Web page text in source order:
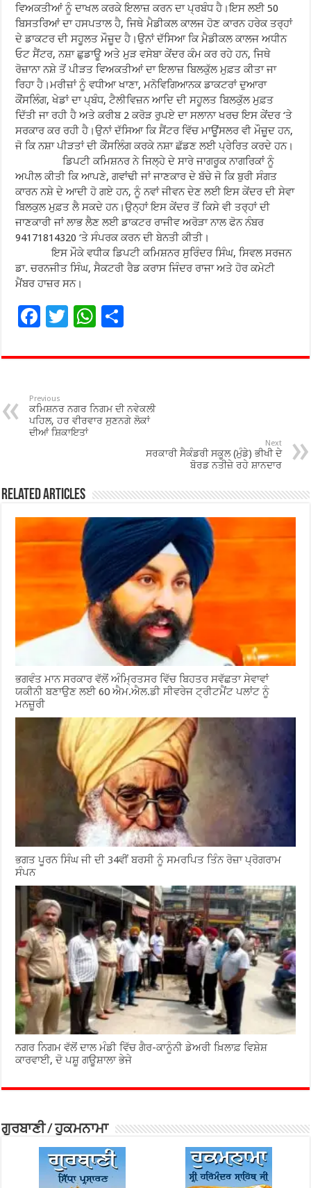
ਵਿਅਕਤੀਆਂ ਨੂੰ ਦਾਖਲ ਕਰਕੇ ਇਲਾਜ਼ ਕਰਨ ਦਾ ਪ੍ਰਬੰਧ ਹੈ।ਇਸ ਲਈ 50
ਬਿਸਤਰਿਆਂ ਦਾ ਹਸਪਤਾਲ ਹੈ, ਜਿਥੇ ਮੈਡੀਕਲ ਕਾਲਜ ਹੋਣ ਕਾਰਨ ਹਰੇਕ ਤਰ੍ਹਾਂ
ਦੇ ਡਾਕਟਰ ਦੀ ਸਹੂਲਤ ਮੌਜ਼ੂਦ ਹੈ।ਉਨਾਂ ਦੱਸਿਆ ਕਿ ਮੈਡੀਕਲ ਕਾਲਜ ਅਧੀਨ
ਓਟ ਸੈਂਟਰ, ਨਸ਼ਾ ਛੁਡਾਊ ਅਤੇ ਮੁੜ ਵਸੇਬਾ ਕੇਂਦਰ ਕੰਮ ਕਰ ਰਹੇ ਹਨ, ਜਿਥੇ
ਰੋਜ਼ਾਨਾ ਨਸ਼ੇ ਤੋਂ ਪੀੜਤ ਵਿਅਕਤੀਆਂ ਦਾ ਇਲਾਜ਼ ਬਿਲਕੁੱਲ ਮੁਫ਼ਤ ਕੀਤਾ ਜਾ
ਰਿਹਾ ਹੈ।ਮਰੀਜ਼ਾਂ ਨੂੰ ਵਧੀਆ ਖਾਣਾ, ਮਨੋਵਿਗਿਆਨਕ ਡਾਕਟਰਾਂ ਦੁਆਰਾ
ਕੌਂਸਲਿੰਗ, ਖੇਡਾਂ ਦਾ ਪ੍ਬੰਧ, ਟੈਲੀਵਿਜ਼ਨ ਆਦਿ ਦੀ ਸਹੂਲਤ ਬਿਲਕੁੱਲ ਮੁਫ਼ਤ
ਦਿੱਤੀ ਜਾ ਰਹੀ ਹੈ ਅਤੇ ਕਰੀਬ 2 ਕਰੋੜ ਰੁਪਏ ਦਾ ਸਲਾਨਾ ਖਰਚ ਇਸ ਕੇਂਦਰ ‘ਤੇ
ਸਰਕਾਰ ਕਰ ਰਹੀ ਹੈ।ਉਨਾਂ ਦੱਸਿਆ ਕਿ ਸੈਂਟਰ ਵਿੱਚ ਮਾਊਂਸਲਰ ਵੀ ਮੌਜ਼ੂਦ ਹਨ,
ਜੋ ਕਿ ਨਸ਼ਾ ਪੀੜਤਾਂ ਦੀ ਕੌਂਸਲਿੰਗ ਕਰਕੇ ਨਸ਼ਾ ਛੱਡਣ ਲਈ ਪ੍ਰੇਰਿਤ ਕਰਦੇ ਹਨ।
ਡਿਪਟੀ ਕਮਿਸ਼ਨਰ ਨੇ ਜਿਲ੍ਹੇ ਦੇ ਸਾਰੇ ਜਾਗਰੂਕ ਨਾਗਰਿਕਾਂ ਨੂੰ
ਅਪੀਲ ਕੀਤੀ ਕਿ ਆਪਣੇ, ਗਵਾਂਢੀ ਜਾਂ ਜਾਣਕਾਰ ਦੇ ਬੱਚੇ ਜੋ ਕਿ ਬੁਰੀ ਸੰਗਤ
ਕਾਰਨ ਨਸ਼ੇ ਦੇ ਆਦੀ ਹੋ ਗਏ ਹਨ, ਨੂੰ ਨਵਾਂ ਜੀਵਨ ਦੇਣ ਲਈ ਇਸ ਕੇਂਦਰ ਦੀ ਸੇਵਾ
ਬਿਲਕੁਲ ਮੁਫ਼ਤ ਲੈ ਸਕਦੇ ਹਨ।ਉਨ੍ਹਾਂ ਇਸ ਕੇਂਦਰ ਤੋਂ ਕਿਸੇ ਵੀ ਤਰ੍ਹਾਂ ਦੀ
ਜਾਣਕਾਰੀ ਜਾਂ ਲਾਭ ਲੈਣ ਲਈ ਡਾਕਟਰ ਰਾਜੀਵ ਅਰੋੜਾ ਨਾਲ ਫੋਨ ਨੰਬਰ
94171814320 ‘ਤੇ ਸੰਪਰਕ ਕਰਨ ਦੀ ਬੇਨਤੀ ਕੀਤੀ।
ਇਸ ਮੌਕੇ ਵਧੀਕ ਡਿਪਟੀ ਕਮਿਸ਼ਨਰ ਸੁਰਿੰਦਰ ਸਿੰਘ, ਸਿਵਲ ਸਰਜਨ
ਡਾ. ਚਰਨਜੀਤ ਸਿੰਘ, ਸੈਕਟਰੀ ਰੈਡ ਕਰਾਸ ਜਿੰਦਰ ਰਾਜਾ ਅਤੇ ਹੋਰ ਕਮੇਟੀ
ਮੈਂਬਰ ਹਾਜ਼ਰ ਸਨ।
F
e
o
o
T
tt
W
at
p
p
ar
Previous
ਕਮਿਸ਼ਨਰ ਨਗਰ ਨਿਗਮ ਦੀ ਨਵੇਕਲੀ
ਪਹਿਲ, ਹਰ ਵੀਰਵਾਰ ਸੁਣਨਗੇ ਲੋਕਾਂ
ਦੀਆਂ ਸ਼ਿਕਾਇਤਾਂ
Next
ਸਰਕਾਰੀ ਸੈਕੰਡਰੀ ਸਕੂਲ (ਮੁੰਡੇ) ਭੀਖੀ ਦੇ
ਬੋਰਡ ਨਤੀਜ਼ੇ ਰਹੇ ਸ਼ਾਨਦਾਰ
Related Articles
ਭਗਵੰਤ ਮਾਨ ਸਰਕਾਰ ਵੱਲੋਂ ਅੰਮ੍ਰਿਤਸਰ ਵਿੱਚ ਬਿਹਤਰ ਸਵੱਛਤਾ ਸੇਵਾਵਾਂ
ਯਕੀਨੀ ਬਣਾਉਣ ਲਈ 60 ਐਮ.ਐਲ.ਡੀ ਸੀਵਰੇਜ ਟ੍ਰੀਟਮੈਂਟ ਪਲਾਂਟ ਨੂੰ
ਮਨਜ਼ੂਰੀ
ਭਗਤ ਪੂਰਨ ਸਿੰਘ ਜੀ ਦੀ 34ਵੀਂ ਬਰਸੀ ਨੂੰ ਸਮਰਪਿਤ ਤਿੰਨ ਰੋਜ਼ਾ ਪ੍ਰੋਗਰਾਮ
ਸੰਪਨ
ਨਗਰ ਨਿਗਮ ਵੱਲੋਂ ਦਾਲ ਮੰਡੀ ਵਿੱਚ ਗੈਰ-ਕਾਨੂੰਨੀ ਡੇਅਰੀ ਖ਼ਿਲਾਫ਼ ਵਿਸ਼ੇਸ਼
ਕਾਰਵਾਈ, ਦੋ ਪਸ਼ੂ ਗਊਸ਼ਾਲਾ ਭੇਜੇ
ਗੁਰਬਾਣੀ / ਹੁਕਮਨਾਮਾ